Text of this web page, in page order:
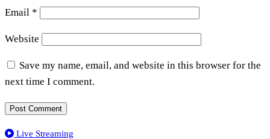
Email *
Website
Save my name, email, and website in this browser for the
next time I comment.
Live Streaming